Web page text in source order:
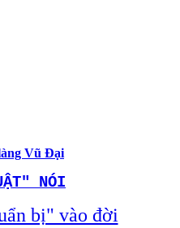
Vũ Đại
NÓI
bị" vào đời